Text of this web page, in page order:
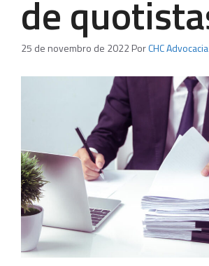
de
25 de novembro de 2022PorCHC Advocacia